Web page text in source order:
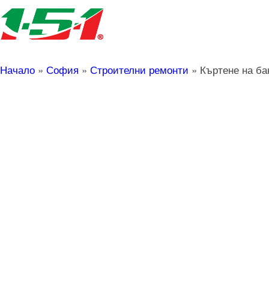
Начало » София » Строителни ремонти » Къртене на